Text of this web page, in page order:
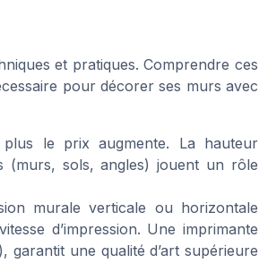
et pratiques. Comprendre ces
pour décorer ses murs avec
le prix augmente. La hauteur
(murs, sols, angles) jouent un rôle
murale verticale ou horizontale
d’impression. Une imprimante
garantit une qualité d’art supérieure